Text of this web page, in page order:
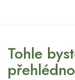
Tohle